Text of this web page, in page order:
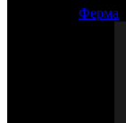
Ферма